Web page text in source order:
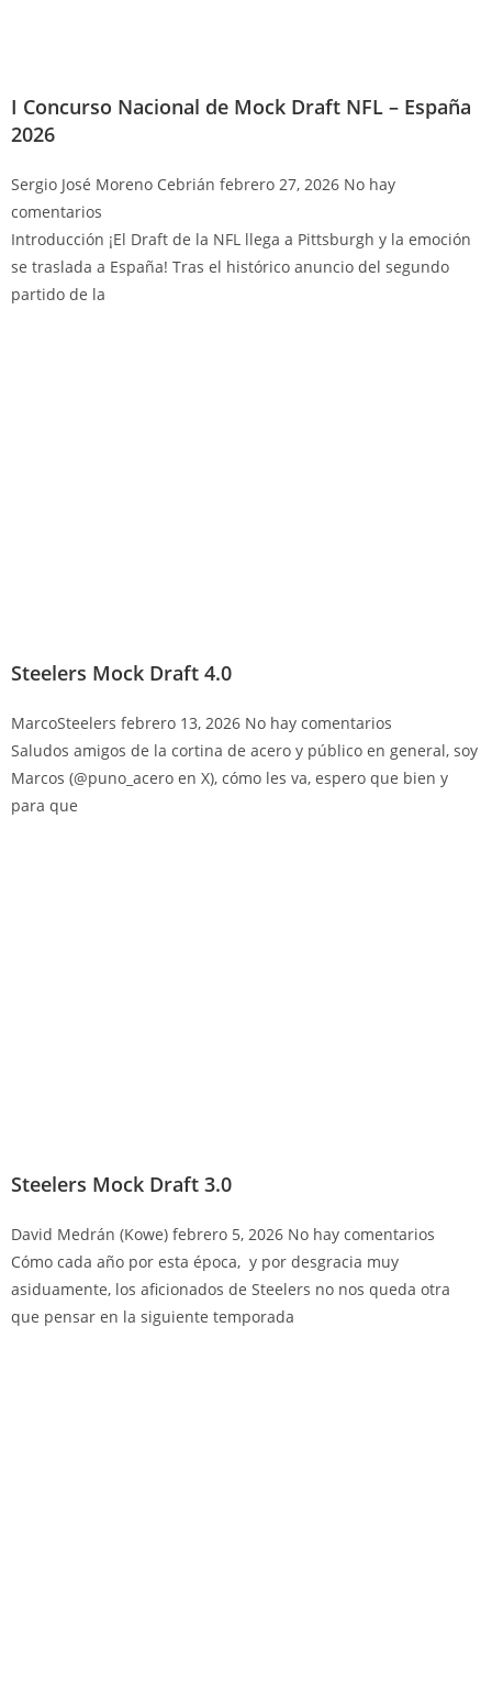
I Concurso Nacional de Mock Draft NFL – España
2026
Sergio José Moreno Cebrián febrero 27, 2026 No hay
comentarios
Introducción ¡El Draft de la NFL llega a Pittsburgh y la emoción
se traslada a España! Tras el histórico anuncio del segundo
partido de la
Steelers Mock Draft 4.0
MarcoSteelers febrero 13, 2026 No hay comentarios
Saludos amigos de la cortina de acero y público en general, soy
Marcos (@puno_acero en X), cómo les va, espero que bien y
para que
Steelers Mock Draft 3.0
David Medrán (Kowe) febrero 5, 2026 No hay comentarios
Cómo cada año por esta época, y por desgracia muy
asiduamente, los aficionados de Steelers no nos queda otra
que pensar en la siguiente temporada